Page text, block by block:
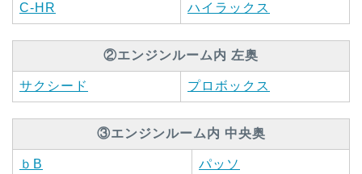
C-HR ハイラックス
②エンジンルーム内 左奥
サクシード プロボックス
③エンジンルーム内 中央奥
ｂB パッソ